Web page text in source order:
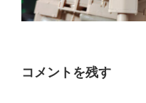
コメントを残す